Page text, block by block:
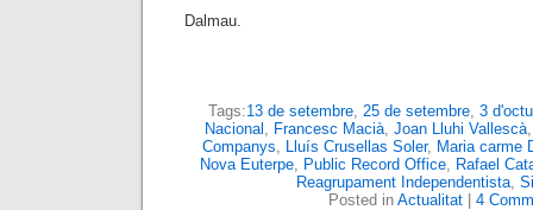
Dalmau.
Tags:13 de setembre, 25 de setembre, 3
Nacional , Francesc Macià, Joan Lluhi Vallescà
Companys, Lluís Crusellas Soler, Maria carme
Nova Euterpe, Public Record Office, Rafael
Reagrupament Independentista,
Posted in Actualitat| 4